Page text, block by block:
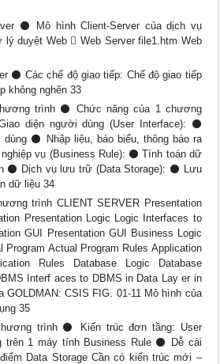
⚫ Mô hình Client-Server của dịch vụ
lý duyệt Web  Web Server file1.htm Web
⚫ Các chế độ giao tiếp: Chế độ giao tiếp
không nghẽn 33
trình ⚫ Chức năng của 1 chương
diện người dùng (User Interface): ⚫
⚫ Nhập liệu, báo biểu, thông báo ra
vụ (Business Rule): ⚫ Tính toán dữ
⚫ Dịch vụ lưu trữ (Data Storage): ⚫ Lưu
dữ liệu 34
trình CLIENT SERVER Presentation
Presentation Logic Logic Interfaces to
GUI Presentation GUI Business Logic
Program Actual Program Rules Application
Rules Database Logic Database
Interf aces to DBMS in Data Lay er in
GOLDMAN: CSIS FIG. 01-11 Mô hình của
35
trình ⚫ Kiến trúc đơn tầng: User
trên 1 máy tính Business Rule ⚫ Dễ cài
Data Storage Cần có kiến trúc mới –